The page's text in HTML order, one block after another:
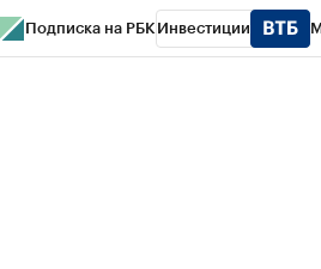
Подписка на РБК Инвестиции